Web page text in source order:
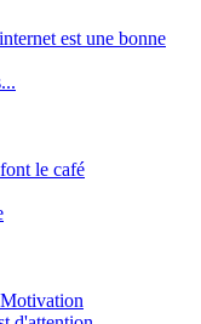
est une bonne
le café